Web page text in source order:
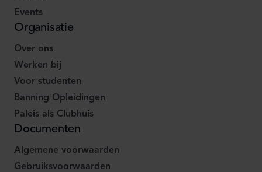
Events
Organisatie
Over ons
Werken bij
Voor studenten
Banning Opleidingen
Paleis als Clubhuis
Documenten
Algemene voorwaarden
Gebruiksvoorwaarden